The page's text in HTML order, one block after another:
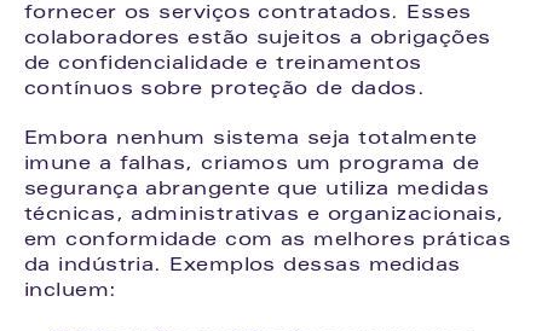
fornecer os serviços contratados. Esses
colaboradores estão sujeitos a obrigações
de confidencialidade e treinamentos
contínuos sobre proteção de dados.
Embora nenhum sistema seja totalmente
imune a falhas, criamos um programa de
segurança abrangente que utiliza medidas
técnicas, administrativas e organizacionais,
em conformidade com as melhores práticas
da indústria. Exemplos dessas medidas
incluem: